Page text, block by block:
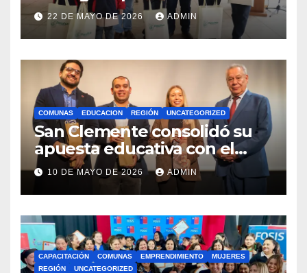
estudiantes con recursos del
Royalty Minero
22 DE MAYO DE 2026 ADMIN
COMUNAS EDUCACION REGIÓN UNCATEGORIZED
San Clemente consolidó su
apuesta educativa con el
lanzamiento del
Preuniversitario Brotes 2026
10 DE MAYO DE 2026 ADMIN
CAPACITACIÓN COMUNAS EMPRENDIMIENTO
MUJERES
REGIÓN
UNCATEGORIZED